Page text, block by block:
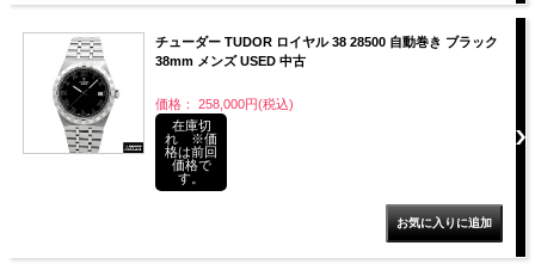
チューダー TUDOR ロイヤル 38 28500 自動巻き ブラック
38mm メンズ USED 中古
価格： 258,000円(税込)
在庫切
れ ※価
格は前回
価格で
す。